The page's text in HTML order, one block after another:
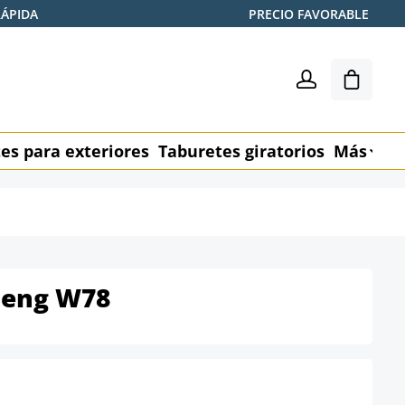
PRECIO FAVORABLE
El
para exteriores Taburetes giratorios Más
W78